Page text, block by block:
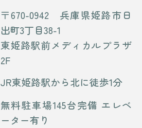
〒670-0942 兵庫県姫路市日
出町3丁目38-1
東姫路駅前メディカルプラザ
2F
JR東姫路駅から北に徒歩1分
無料駐車場145台完備 エレベ
ーター有り